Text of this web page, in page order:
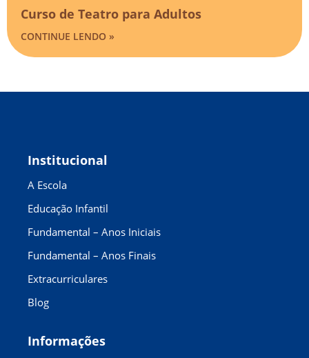
Curso de Teatro para Adultos
CONTINUE LENDO »
Institucional
A Escola
Educação Infantil
Fundamental – Anos Iniciais
Fundamental – Anos Finais
Extracurriculares
Blog
Informações